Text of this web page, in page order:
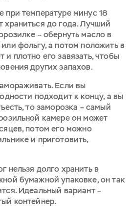
при температуре минус 18
храниться до года. Лучший
– обернуть масло в
фольгу, а потом положить в
и плотно его завязать, чтобы
других запахов.
Если вы
подходит к концу, а вы
то заморозка – самый
камере он может
потом его можно
и приготовить,
нельзя долго хранить в
бумажной упаковке, он так
Идеальный вариант –
контейнер.